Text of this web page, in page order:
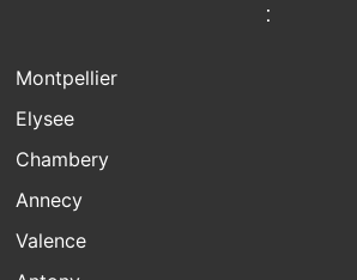
:
Montpellier
Elysee
Chambery
Annecy
Valence